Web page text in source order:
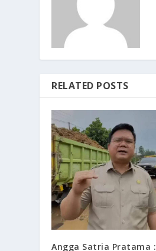
RELATED POSTS
Angga Satria Pratama :